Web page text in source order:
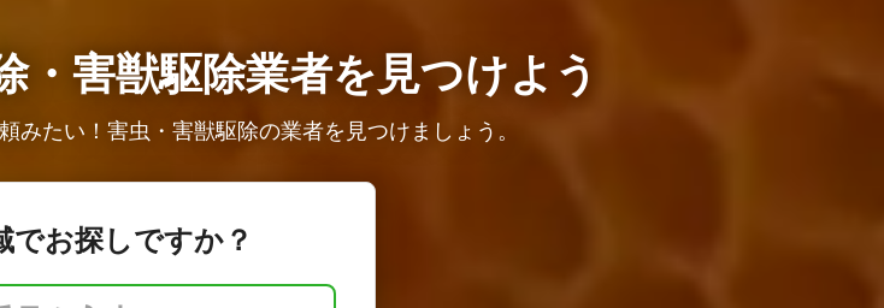
・害獣駆除業者を見つけよう
みたい！害虫・害獣駆除の業者を見つけましょう。
でお探しですか？